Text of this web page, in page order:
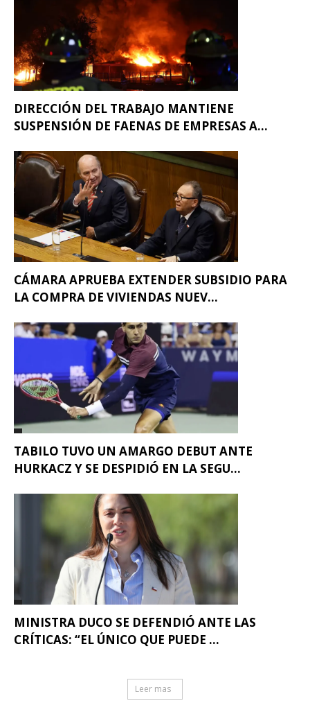
DIRECCIÓN DEL TRABAJO MANTIENE
SUSPENSIÓN DE FAENAS DE EMPRESAS A...
CÁMARA APRUEBA EXTENDER SUBSIDIO PARA
LA COMPRA DE VIVIENDAS NUEV...
TABILO TUVO UN AMARGO DEBUT ANTE
HURKACZ Y SE DESPIDIÓ EN LA SEGU...
MINISTRA DUCO SE DEFENDIÓ ANTE LAS
CRÍTICAS: “EL ÚNICO QUE PUEDE ...
Leer mas